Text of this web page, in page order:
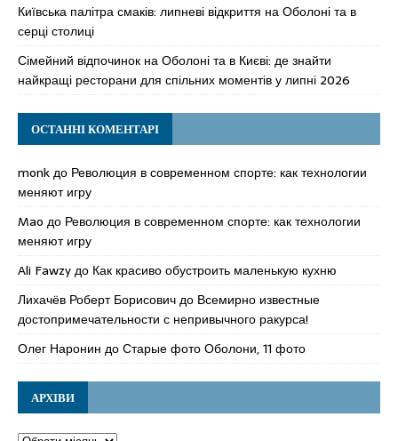
Київська палітра смаків: липневі відкриття на Оболоні та в
серці столиці
Сімейний відпочинок на Оболоні та в Києві: де знайти
найкращі ресторани для спільних моментів у липні 2026
ОСТАННІ КОМЕНТАРІ
monkдо Революция в современном спорте: как технологии
меняют игру
Mao до Революция в современном спорте: как технологии
меняют игру
Ali Fawzyдо Как красиво обустроить маленькую кухню
Лихачёв Роберт Борисовичдо Всемирно известные
достопримечательности с непривычного ракурса!
Олег Наронин доСтарые фото Оболони, 11 фото
АРХІВИ